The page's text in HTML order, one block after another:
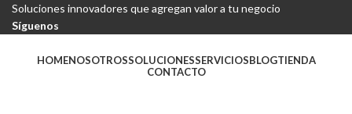
Soluciones innovadores que agregan valor a tu negocio
Síguenos
HOMENOSOTROSSOLUCIONESSERVICIOSBLOGTIENDA
CONTACTO